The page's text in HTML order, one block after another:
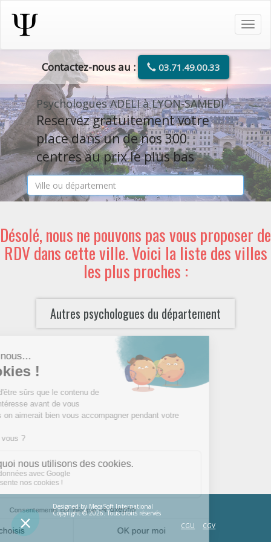
Contactez-nous au : 03.71.49.00.33
Psychologues ADELI à LYON-SAMEDI
Reservez gratuitement votre
place dans un de nos 300
centres au prix le plus bas
Désolé, nous ne pouvons pas vous proposer de
RDV dans cette ville. Voici la liste des villes
les plus proches :
Autres psychologues du département
Designed by MecaSoft International
Copyright © 2026. Tous droits réservés
CGU
CGV